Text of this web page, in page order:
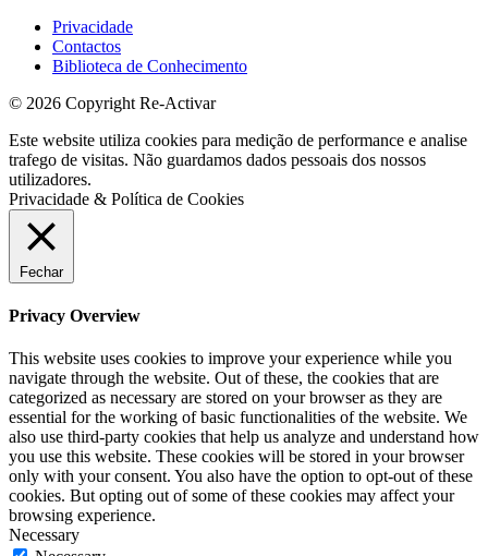
Privacidade
Contactos
Biblioteca de Conhecimento
© 2026 Copyright Re-Activar
Este website utiliza cookies para medição de performance e analise
trafego de visitas. Não guardamos dados pessoais dos nossos
utilizadores.
Privacidade & Política de Cookies
Fechar
Privacy Overview
This website uses cookies to improve your experience while you
navigate through the website. Out of these, the cookies that are
categorized as necessary are stored on your browser as they are
essential for the working of basic functionalities of the website. We
also use third-party cookies that help us analyze and understand how
you use this website. These cookies will be stored in your browser
only with your consent. You also have the option to opt-out of these
cookies. But opting out of some of these cookies may affect your
browsing experience.
Necessary